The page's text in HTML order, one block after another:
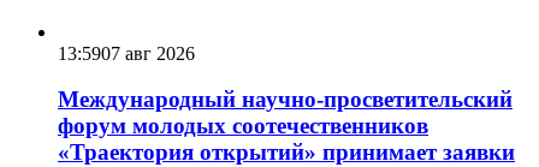
13:5907 авг 2026
Международный научно-просветительский
форум молодых соотечественников
«Траектория открытий» принимает заявки